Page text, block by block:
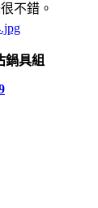
不錯。
鍋具組